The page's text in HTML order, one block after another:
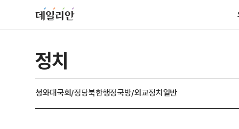
정치
청와대국회/정당북한행정국방/외교정치일반